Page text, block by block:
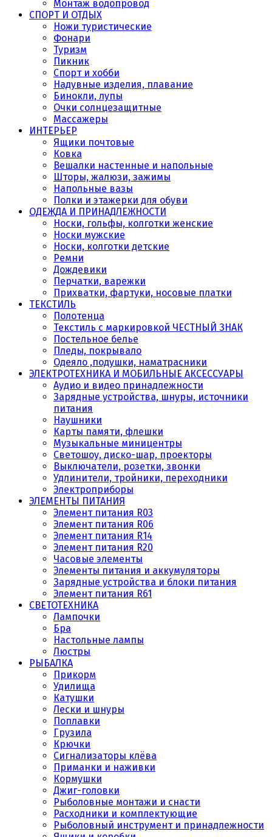
Монтаж водопровод
СПОРТ И ОТДЫХ
Ножи туристические
Фонари
Туризм
Пикник
Спорт и хобби
Надувные изделия, плавание
Бинокли, лупы
Очки солнцезащитные
Массажеры
ИНТЕРЬЕР
Ящики почтовые
Ковка
Вешалки настенные и напольные
Шторы, жалюзи, зажимы
Напольные вазы
Полки и этажерки для обуви
ОДЕЖДА И ПРИНАДЛЕЖНОСТИ
Носки, гольфы, колготки женские
Носки мужские
Носки, колготки детские
Ремни
Дождевики
Перчатки, варежки
Прихватки, фартуки, носовые платки
ТЕКСТИЛЬ
Полотенца
Текстиль с маркировкой ЧЕСТНЫЙ ЗНАК
Постельное белье
Пледы, покрывало
Одеяло ,подушки, наматрасники
ЭЛЕКТРОТЕХНИКА И МОБИЛЬНЫЕ АКСЕССУАРЫ
Аудио и видео принадлежности
Зарядные устройства, шнуры, источники
питания
Наушники
Карты памяти, флешки
Музыкальные миницентры
Светошоу, диско-шар, проекторы
Выключатели, розетки, звонки
Удлинители, тройники, переходники
Электроприборы
ЭЛЕМЕНТЫ ПИТАНИЯ
Элемент питания R03
Элемент питания R06
Элемент питания R14
Элемент питания R20
Часовые элементы
Элементы питания и аккумуляторы
Зарядные устройства и блоки питания
Элемент питания R61
СВЕТОТЕХНИКА
Лампочки
Бра
Настольные лампы
Люстры
РЫБАЛКА
Прикорм
Удилища
Катушки
Лески и шнуры
Поплавки
Грузила
Крючки
Сигнализаторы клёва
Приманки и наживки
Кормушки
Джиг-головки
Рыболовные монтажи и снасти
Расходники и комплектующие
Рыболовный инструмент и принадлежности